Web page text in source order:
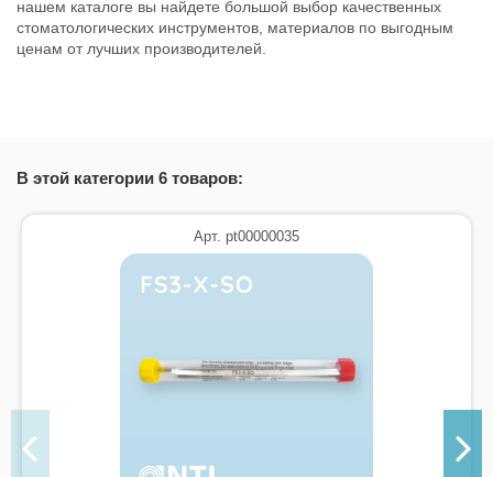
нашем каталоге вы найдете большой выбор качественных
стоматологических инструментов, материалов по выгодным
ценам от лучших производителей.
В этой категории 6 товаров:
Арт. pt00000035